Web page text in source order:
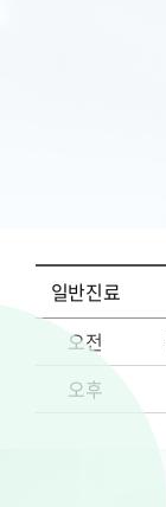
일반진료
오전
오후